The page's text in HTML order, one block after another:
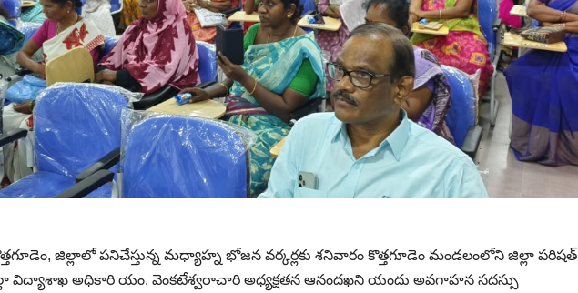
జిల్లాలో పనిచేస్తున్న మధ్యాహ్న భోజన వర్కర్లకు శనివారం కొత్తగూడెం మండలంలోని జిల్లా పరిషత్
విద్యాశాఖ అధికారి యం. వెంకటేశ్వరాచారి అధ్యక్షతన ఆనందఖని యందు అవగాహన సదస్సు